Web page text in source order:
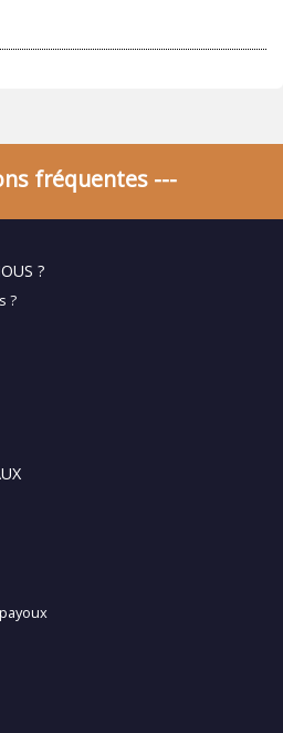
fréquentes ---
?
?